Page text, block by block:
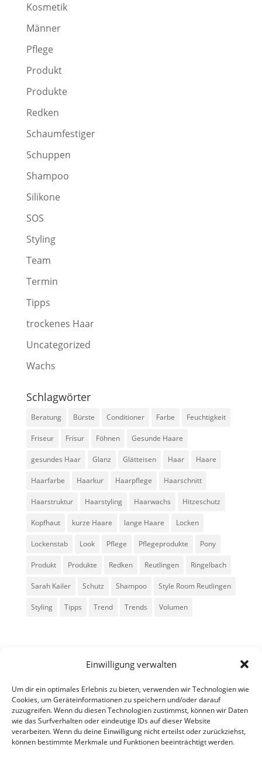
Einwilligung verwalten
Um dir ein optimales Erlebnis zu bieten, verwenden wir Technologien wie
Cookies, um Geräteinformationen zu speichern und/oder darauf
zuzugreifen. Wenn du diesen Technologien zustimmst, können wir Daten
wie das Surfverhalten oder eindeutige IDs auf dieser Website
verarbeiten. Wenn du deine Einwilligung nicht erteilst oder zurückziehst,
können bestimmte Merkmale und Funktionen beeinträchtigt werden.
Kosmetik
Männer
Pflege
Produkt
Produkte
Redken
Schaumfestiger
Schuppen
Shampoo
Silikone
SOS
Styling
Team
Termin
Tipps
trockenes Haar
Uncategorized
Wachs
Schlagwörter
Beratung Bürste Conditioner Farbe Feuchtigkeit
Friseur Frisur Föhnen Gesunde Haare
gesundes Haar Glanz Glätteisen Haar Haare
Haarfarbe Haarkur Haarpflege Haarschnitt
Haarstruktur Haarstyling Haarwachs Hitzeschutz
Kopfhaut kurze Haare lange Haare Locken
Lockenstab Look Pflege Pflegeprodukte Pony
Produkt Produkte Redken Reutlingen Ringelbach
Sarah Kailer Schutz Shampoo Style Room Reutlingen
Styling Tipps Trend Trends Volumen
Alle Rechte vorbehalten - Sarah Kailer